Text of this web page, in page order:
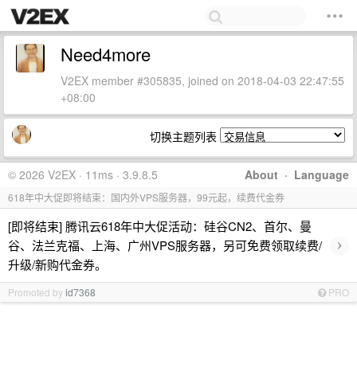
Need4more
V2EX member #305835, joined on 2018-04-03 22:47:55
+08:00
切换主题列表
About · Language
© 2026 V2EX · 11ms · 3.9.8.5
618年中大促即将结束：国内外VPS服务器，99元起，续费代金券
[即将结束] 腾讯云618年中大促活动：硅谷CN2、首尔、曼
谷、法兰克福、上海、广州VPS服务器，另可免费领取续费/
升级/新购代金券。
›
Promoted byid7368 PRO